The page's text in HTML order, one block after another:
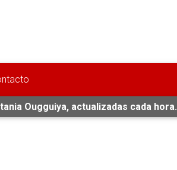
Ougguiya, actualizadas cada hora.